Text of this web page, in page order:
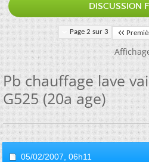
DISCUSSION
Page 2 sur 3
Pb chauffage lave
G525 (20a age)
05/02/2007, 06h11